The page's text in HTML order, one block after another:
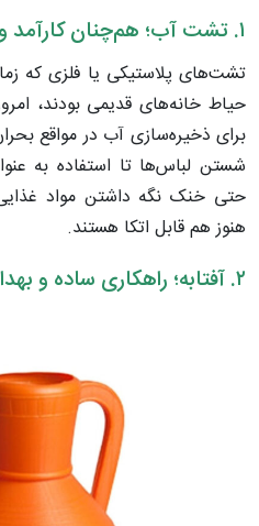
۱. تشت آب؛ هم‌چنان کارآمد و قابل اتکا
تشت‌های پلاستیکی یا فلزی که
حیاط خانه‌های قدیمی بودند،
برای ذخیره‌سازی آب در مواقع
شستن لباس‌ها تا استفاده به
حتی خنک نگه داشتن مواد
هنوز هم قابل اتکا هستند.
۲. آفتابه؛ راهکاری ساده و بهداشتی